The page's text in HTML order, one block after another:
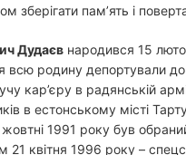
зберігати пам’ять і
Дудаєв народився 15
родину депортували до
кар’єру в радянській
в естонському місті
жовтні 1991 року був
21 квітня 1996 року –